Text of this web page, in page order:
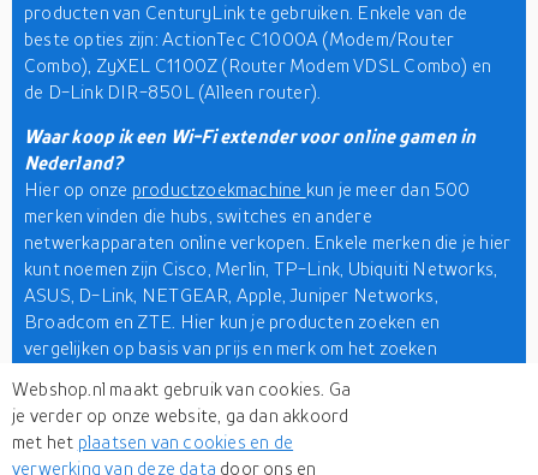
producten van CenturyLink te gebruiken. Enkele van de
beste opties zijn: ActionTec C1000A (Modem/Router
Combo), ZyXEL C1100Z (Router Modem VDSL Combo) en
de D-Link DIR-850L (Alleen router).
Waar koop ik een Wi-Fi extender voor online gamen in
Nederland?
Hier op onze productzoekmachine kun je meer dan 500
merken vinden die hubs, switches en andere
netwerkapparaten online verkopen. Enkele merken die je hier
kunt noemen zijn Cisco, Merlin, TP-Link, Ubiquiti Networks,
ASUS, D-Link, NETGEAR, Apple, Juniper Networks,
Broadcom en ZTE. Hier kun je producten zoeken en
vergelijken op basis van prijs en merk om het zoeken
kennis met eindeloze mogelijkheden voordat je betaalt voor
een apparaat dat aan je behoeften voldoet.
Webshop.nl maakt gebruik van cookies. Ga
je verder op onze website, ga dan akkoord
met het plaatsen van cookies en de
verwerking van deze data door ons en